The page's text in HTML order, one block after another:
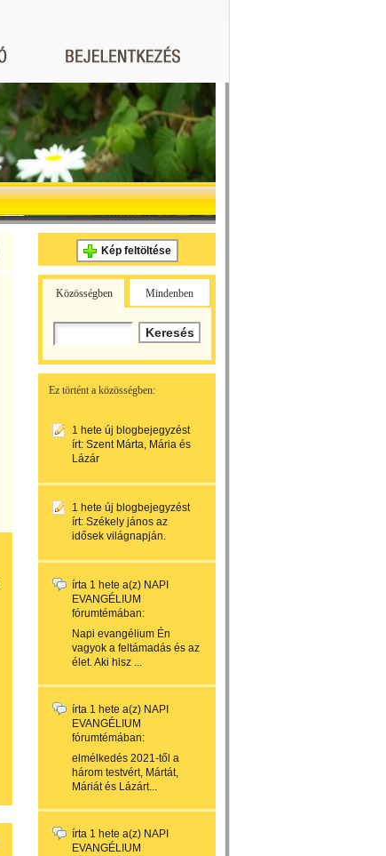
Kép feltöltése
Közösségben Mindenben
Ez történt a közösségben:
1 hete új blogbejegyzést
írt: Szent Márta, Mária és
Lázár
1 hete új blogbejegyzést
írt: Székely jános az
idősek világnapján.
írta 1 hete a(z) NAPI
EVANGÉLIUM
fórumtémában:
Napi evangélium Én
vagyok a feltámadás és az
élet. Aki hisz ...
írta 1 hete a(z) NAPI
EVANGÉLIUM
fórumtémában:
elmélkedés 2021-től a
három testvért, Mártát,
Máriát és Lázárt...
írta 1 hete a(z) NAPI
EVANGÉLIUM